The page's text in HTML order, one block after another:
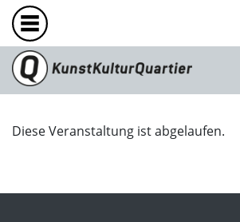
Diese Veranstaltung ist abgelaufen.